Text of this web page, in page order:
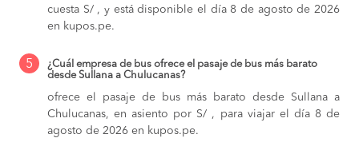
cuesta S/ , y está disponible el día 8 de agosto de 2026
en kupos.pe.
5
¿Cuál empresa de bus ofrece el pasaje de bus más barato
desde Sullana a Chulucanas?
ofrece el pasaje de bus más barato desde Sullana a
Chulucanas, en asiento por S/ , para viajar el día 8 de
agosto de 2026 en kupos.pe.